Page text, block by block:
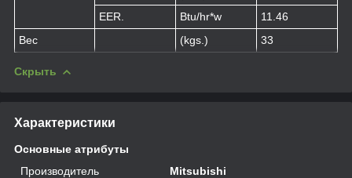
EER.
Btu/hr*w
11.46
Вес
(kgs.) 33
Скрыть
Характеристики
Основные атрибуты
Производитель
Mitsubishi